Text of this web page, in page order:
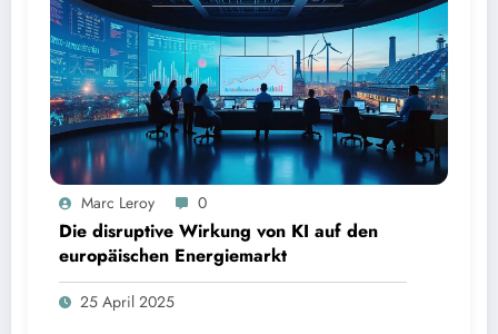
Marc Leroy 0
Die disruptive Wirkung von KI auf den
europäischen Energiemarkt
25 April 2025